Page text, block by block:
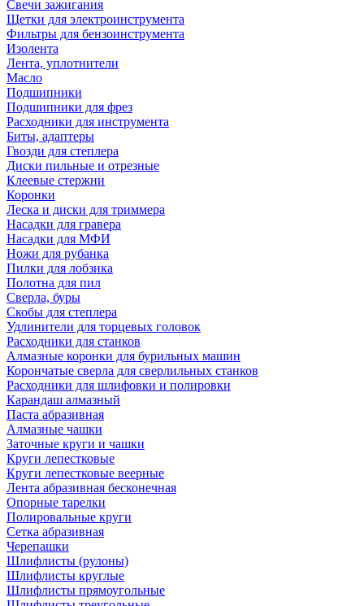
Свечи зажигания
Щетки для электроинструмента
Фильтры для бензоинструмента
Изолента
Лента, уплотнители
Масло
Подшипники
Подшипники для фрез
Расходники для инструмента
Биты, адаптеры
Гвозди для степлера
Диски пильные и отрезные
Клеевые стержни
Коронки
Леска и диски для триммера
Насадки для гравера
Насадки для МФИ
Ножи для рубанка
Пилки для лобзика
Полотна для пил
Сверла, буры
Скобы для степлера
Удлинители для торцевых головок
Расходники для станков
Алмазные коронки для бурильных машин
Корончатые сверла для сверлильных станков
Расходники для шлифовки и полировки
Карандаш алмазный
Паста абразивная
Алмазные чашки
Заточные круги и чашки
Круги лепестковые
Круги лепестковые веерные
Лента абразивная бесконечная
Опорные тарелки
Полировальные круги
Сетка абразивная
Черепашки
Шлифлисты (рулоны)
Шлифлисты круглые
Шлифлисты прямоугольные